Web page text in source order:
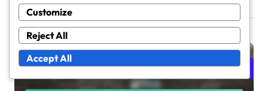
Related Posts
Statistika igrača za FIFA U-17 Svjetsko prvenstvo za žene
Customize
Reject All
Accept All